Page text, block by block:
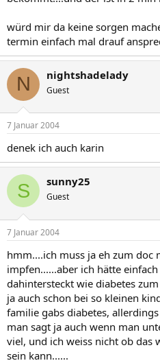
würd mir da keine sorgen
termin einfach mal drauf
N nightshadelady
Guest
7 Januar 2004
denek ich auch karin
S sunny25
Guest
7 Januar 2004
hmm....ich muss ja eh zum doc
impfen......aber ich hätte
dahintersteckt wie diabetes
ja auch schon bei so kleinen
familie gabs diabetes,
man sagt ja auch wenn man
viel, und ich weiss nicht ob das
sein kann......